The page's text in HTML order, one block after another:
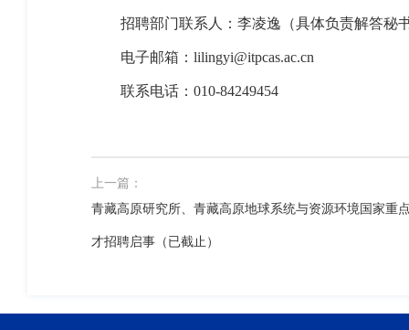
招聘部门联系人：李凌逸（具体负责解答秘
电子邮箱 ： lilingyi@itpcas.ac.cn
联系电话 ： 010-84249454
上一篇：
青藏高原研究所、青藏高原地球系统与资源环境国家重
才招聘启事（已截止）